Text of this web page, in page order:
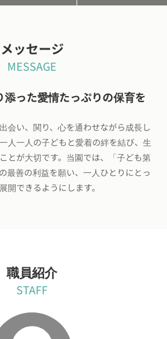
メッセージ
MESSAGE
添った愛情たっぷりの保育を
会い、関り、心を通わせながら成長し
人一人の子どもと愛着の絆を結び、生
とが大切です。当園では、「子ども第
最善の利益を願い、一人ひとりにとっ
開できるようにします。
職員紹介
STAFF